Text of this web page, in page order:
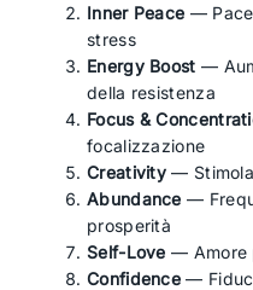
Inner Peace —
stress
Energy Boost —
della resistenza
Focus &
focalizzazione
Creativity —
Abundance —
prosperità
Self-Love — Amore
Confidence —